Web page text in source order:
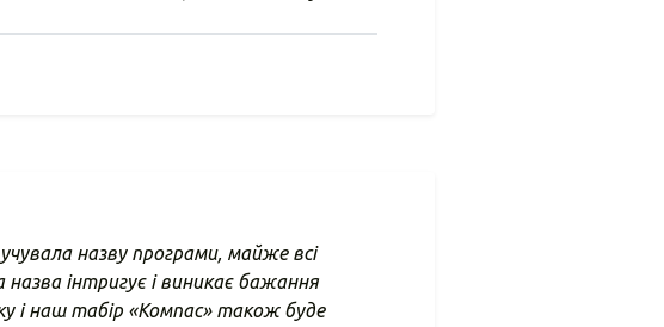
назву програми, майже всі
інтригує і виникає бажання
і наш табір «Компас» також буде